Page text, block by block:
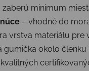
zaberú minimum
– vhodné do
vrstva materiálu
gumička okolo členku